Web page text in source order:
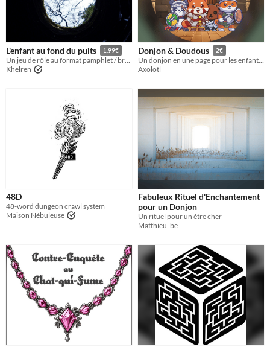
L'enfant au fond du puits 1.99€
Un jeu de rôle au format pamphlet / brochure, pour des aventuriers débutants
Khelren
Donjon & Doudous 2€
Un donjon en une page pour les enfants et les plus grands
Axolotl
48D
48-word dungeon crawl system
Maison Nébuleuse
Fabuleux Rituel d'Enchantement
pour un Donjon
Un rituel pour un être cher
Matthieu_be